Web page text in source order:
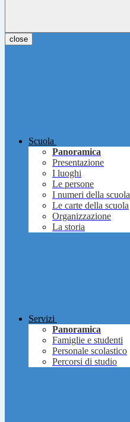
close
Scuola
Panoramica
Presentazione
I luoghi
Le persone
I numeri della scuola
Le carte della scuola
Organizzazione
La storia
Servizi
Panoramica
Famiglie e studenti
Personale scolastico
Percorsi di studio